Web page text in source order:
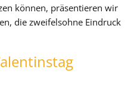
können, präsentieren wir
die zweifelsohne Eindruck